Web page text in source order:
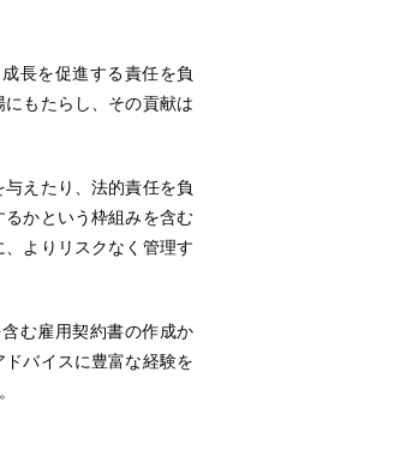
長を促進する責任を負
もたらし、その貢献は
えたり、法的責任を負
かという枠組みを含む
よりリスクなく管理す
む雇用契約書の作成か
バイスに豊富な経験を